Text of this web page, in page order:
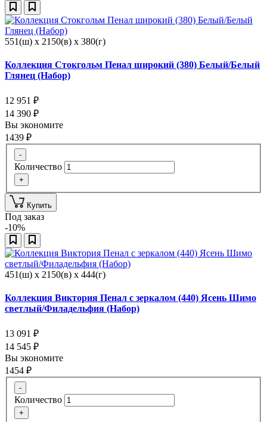
551(ш) x 2150(в) x 380(г)
Коллекция Стокгольм Пенал широкий (380) Белый/Белый
Глянец (Набор)
12 951 ₽
14 390 ₽
Вы экономите
1439 ₽
-
Количество
+
Купить
Под заказ
-10%
451(ш) x 2150(в) x 444(г)
Коллекция Виктория Пенал с зеркалом (440) Ясень Шимо
светлый/Филадельфия (Набор)
13 091 ₽
14 545 ₽
Вы экономите
1454 ₽
-
Количество
+